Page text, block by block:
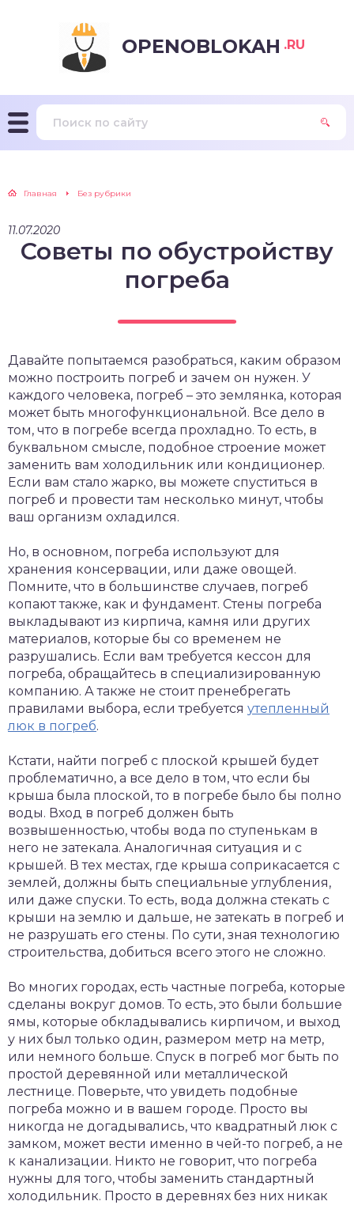
OPENOBLOKAH .RU
Главная Без рубрики
11.07.2020
Советы по обустройству
погреба
Давайте попытаемся разобраться, каким образом
можно построить погреб и зачем он нужен. У
каждого человека, погреб – это землянка, которая
может быть многофункциональной. Все дело в
том, что в погребе всегда прохладно. То есть, в
буквальном смысле, подобное строение может
заменить вам холодильник или кондиционер.
Если вам стало жарко, вы можете спуститься в
погреб и провести там несколько минут, чтобы
ваш организм охладился.
Но, в основном, погреба используют для
хранения консервации, или даже овощей.
Помните, что в большинстве случаев, погреб
копают также, как и фундамент. Стены погреба
выкладывают из кирпича, камня или других
материалов, которые бы со временем не
разрушались. Если вам требуется кессон для
погреба, обращайтесь в специализированную
компанию. А также не стоит пренебрегать
правилами выбора, если требуется утепленный
люк в погреб.
Кстати, найти погреб с плоской крышей будет
проблематично, а все дело в том, что если бы
крыша была плоской, то в погребе было бы полно
воды. Вход в погреб должен быть
возвышенностью, чтобы вода по ступенькам в
него не затекала. Аналогичная ситуация и с
крышей. В тех местах, где крыша соприкасается с
землей, должны быть специальные углубления,
или даже спуски. То есть, вода должна стекать с
крыши на землю и дальше, не затекать в погреб и
не разрушать его стены. По сути, зная технологию
строительства, добиться всего этого не сложно.
Во многих городах, есть частные погреба, которые
сделаны вокруг домов. То есть, это были большие
ямы, которые обкладывались кирпичом, и выход
у них был только один, размером метр на метр,
или немного больше. Спуск в погреб мог быть по
простой деревянной или металлической
лестнице. Поверьте, что увидеть подобные
погреба можно и в вашем городе. Просто вы
никогда не догадывались, что квадратный люк с
замком, может вести именно в чей-то погреб, а не
к канализации. Никто не говорит, что погреба
нужны для того, чтобы заменить стандартный
холодильник. Просто в деревнях без них никак